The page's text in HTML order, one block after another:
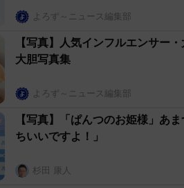
よろず～ニュース編集部
【写真】人気インフルエンサー
大胆写真集
よろず～ニュース編集部
【写真】「ぱんつのお姫様」あ
ちいいですよ！」
杉田 康人